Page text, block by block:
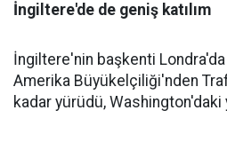
İngiltere'de de geniş katılım
İngiltere'nin başkenti Londra'da
Amerika Büyükelçiliği'nden
kadar yürüdü,